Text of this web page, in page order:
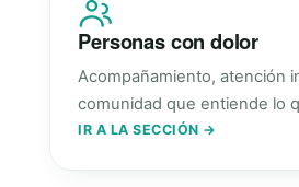
Personas con dolor
Acompañamiento, atención
comunidad que entiende lo
IR A LA SECCIÓN →